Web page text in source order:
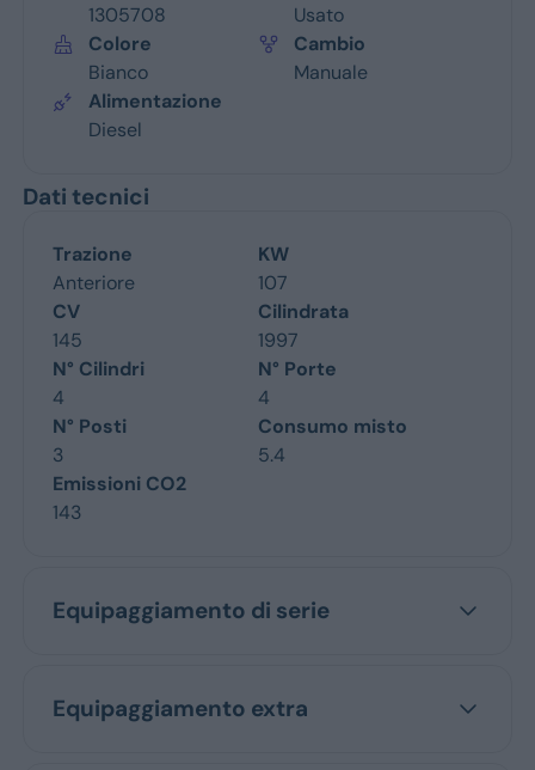
1305708
Usato
Colore
Bianco
Cambio
Manuale
Alimentazione
Diesel
Dati tecnici
Trazione
Anteriore
KW
107
CV
145
Cilindrata
1997
N° Cilindri
4
N° Porte
4
N° Posti
3
Consumo misto
5.4
Emissioni CO2
143
Equipaggiamento di serie
Equipaggiamento extra